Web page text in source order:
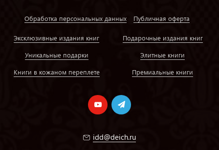
Обработка персональных данных Публичная оферта
Эксклюзивные издания книг
Уникальные подарки
Книги в кожаном переплете
Подарочные издания книг
Элитные книги
Премиальные книги
idd@deich.ru